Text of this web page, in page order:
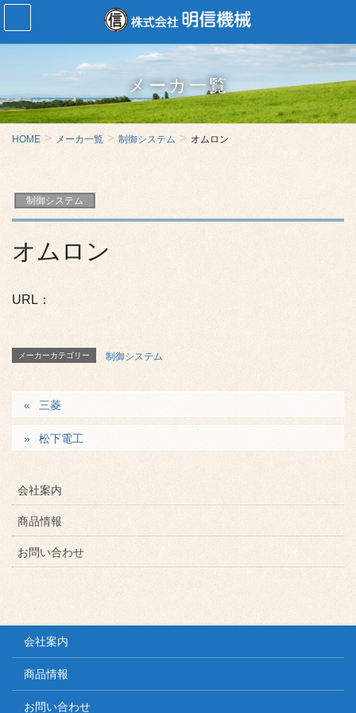
メーカ一覧
HOME メーカ一覧 制御システム オムロン
制御システム
オムロン
URL：
メーカーカテゴリー 制御システム
三菱
松下電工
会社案内
商品情報
お問い合わせ
会社案内
商品情報
お問い合わせ